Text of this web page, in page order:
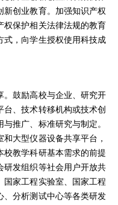
新创业教育。加强知识产权
权保护相关法律法规的教育
式，向学生授权使用科技成
。鼓励高校与企业、研究开
、技术转移机构或技术创
推广、标准研究与制定。
大型仪器设备共享平台，
校教学科研基本需求的前提
研发组织等社会用户开放共
国家工程实验室、国家工程
、分析测试中心等各类研发